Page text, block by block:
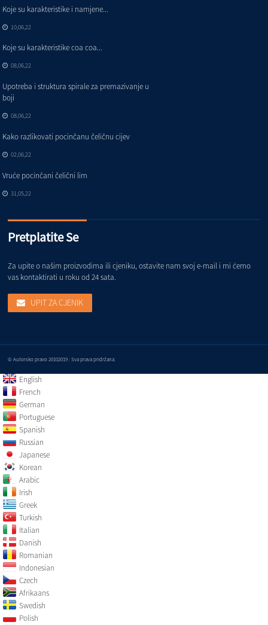
Koje su karakteristike i namjene...
10,06,22
Koje su karakteristike coa coa...
08,06,22
Upotreba i struktura spirale za premazivanje u
boji
08,06,22
Kako razlikovati pocinčanu čeličnu cijev
02,06,22
Vruće pocinčani čelični lim
31,05,22
Pretplatite Se
Za upite o našim proizvodima ili cjeniku, ostavite nam svoj e-mail i mi ćemo
vas kontaktirati u roku od 24 sata.
UPIT ZA CJENIK
© Autorsko pravo 20102019 : Sva prava pridržana.
English
French
German
Portuguese
Spanish
Russian
Japanese
Korean
Arabic
Irish
Greek
Turkish
Italian
Danish
Romanian
Indonesian
Czech
Afrikaans
Swedish
Polish